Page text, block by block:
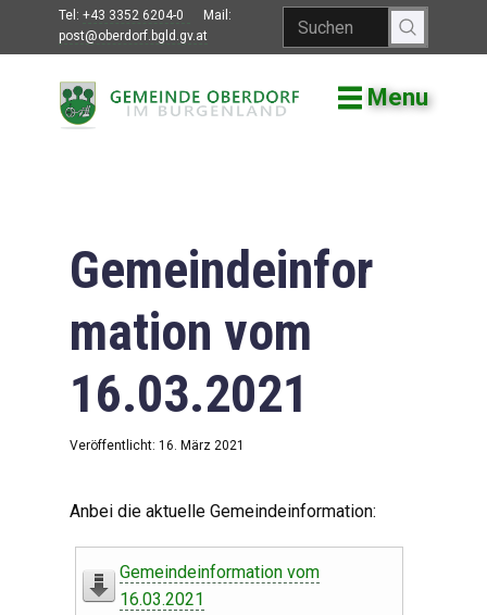
Tel: +43 3352 6204-0
Mail:
post@oberdorf.bgld.gv.at
Menu
Willkommen
Gemeindeamt
Gemeinderat
Bildung
Vereine
Leben in Oberdorf
Gemeindeinfor
mation vom
16.03.2021
Veröffentlicht: 16. März 2021
Anbei die aktuelle Gemeindeinformation:
Gemeindeinformation vom
16.03.2021